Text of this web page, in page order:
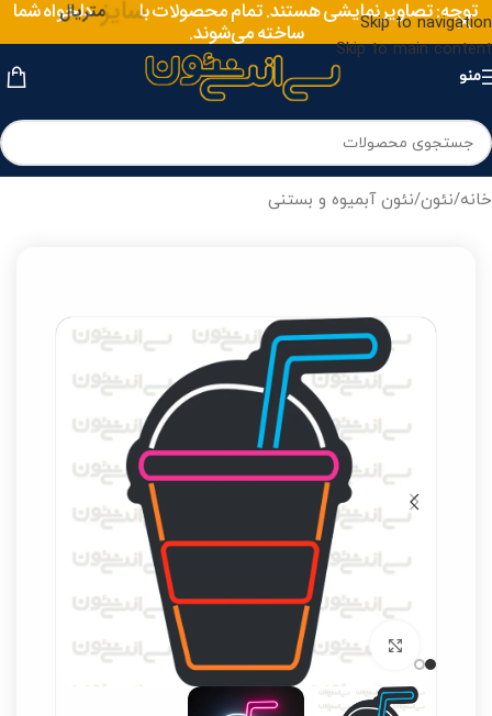
Skip to navigation
Skip to main content
توجه: تصاویر نمایشی هستند. تمام محصولات باسایزمتریال
دلخواه شما
ساخته می‌شوند.
منو
خانه/نئون/نئون آبمیوه و بستنی
برای بزرگنمایی کلیک کنید